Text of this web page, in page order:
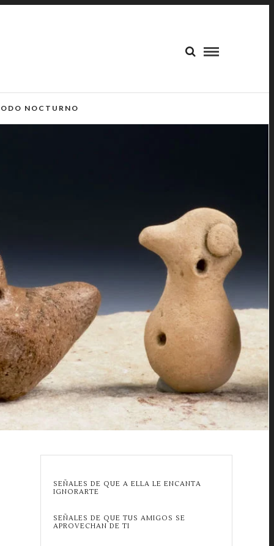
NOCTURNO
SEÑALES DE QUE A ELLA LE ENCANTA
IGNORARTE
SEÑALES DE QUE TUS AMIGOS SE
APROVECHAN DE TI